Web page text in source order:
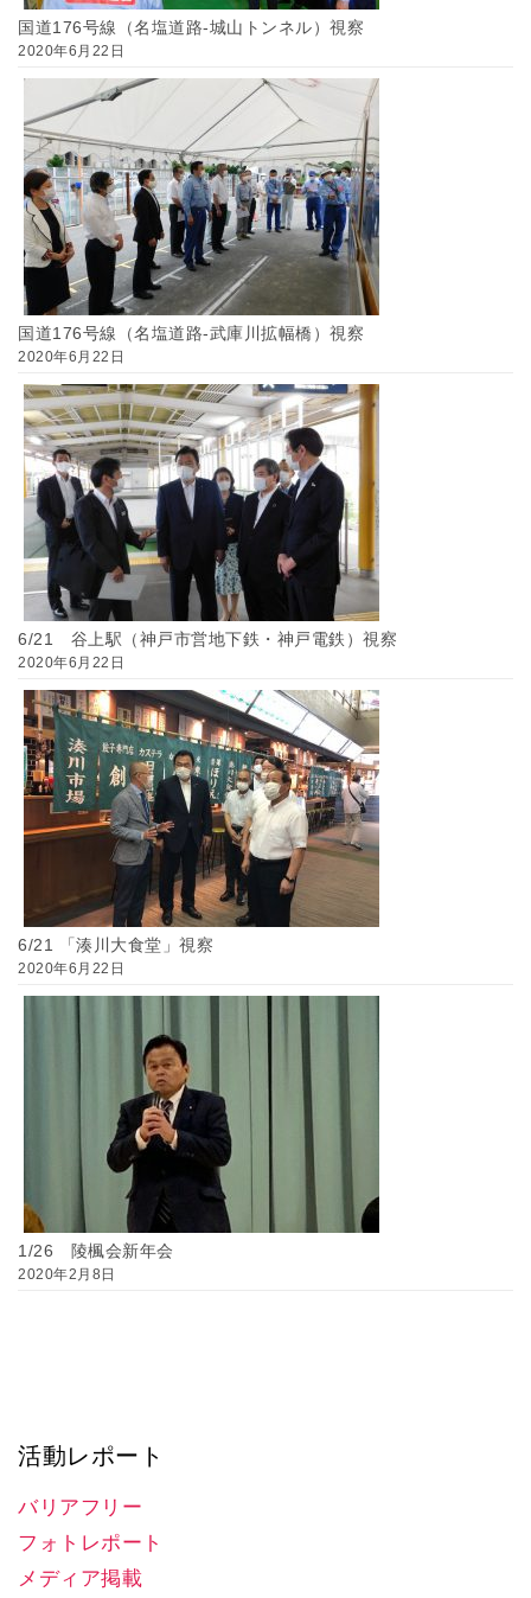
国道176号線（名塩道路-城山トンネル）視察
2020年6月22日
国道176号線（名塩道路-武庫川拡幅橋）視察
2020年6月22日
6/21 谷上駅（神戸市営地下鉄・神戸電鉄）視察
2020年6月22日
6/21 「湊川大食堂」視察
2020年6月22日
1/26 陵楓会新年会
2020年2月8日
活動レポート
バリアフリー
フォトレポート
メディア掲載